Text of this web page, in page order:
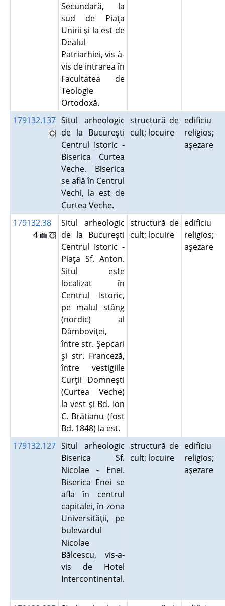
Secundară, la
sud de Piaţa
Unirii şi la est de
Dealul
Patriarhiei, vis-à-
vis de intrarea în
Facultatea de
Teologie
Ortodoxă.
179132.137 Situl arheologic
de la Bucureşti
Centrul Istoric -
Biserica Curtea
Veche. Biserica
se află în Centrul
Vechi, la est de
Curtea Veche.
structură de
cult; locuire
edificiu
religios;
aşezare
179132.38
4
Situl arheologic
de la Bucureşti
Centrul Istoric -
Piaţa Sf. Anton.
Situl este
localizat în
Centrul Istoric,
pe malul stâng
(nordic) al
Dâmboviţei,
între str. Şepcari
şi str. Franceză,
între vestigiile
Curţii Domneşti
(Curtea Veche)
la vest şi Bd. Ion
C. Brătianu (fost
Bd. 1848) la est.
structură de
cult; locuire
edificiu
religios;
aşezare
179132.127 Situl arheologic
Biserica Sf.
Nicolae - Enei.
Biserica Enei se
afla în centrul
capitalei, în zona
Universităţii, pe
bulevardul
Nicolae
Bălcescu, vis-a-
vis de Hotel
Intercontinental.
structură de
cult; locuire
edificiu
religios;
aşezare